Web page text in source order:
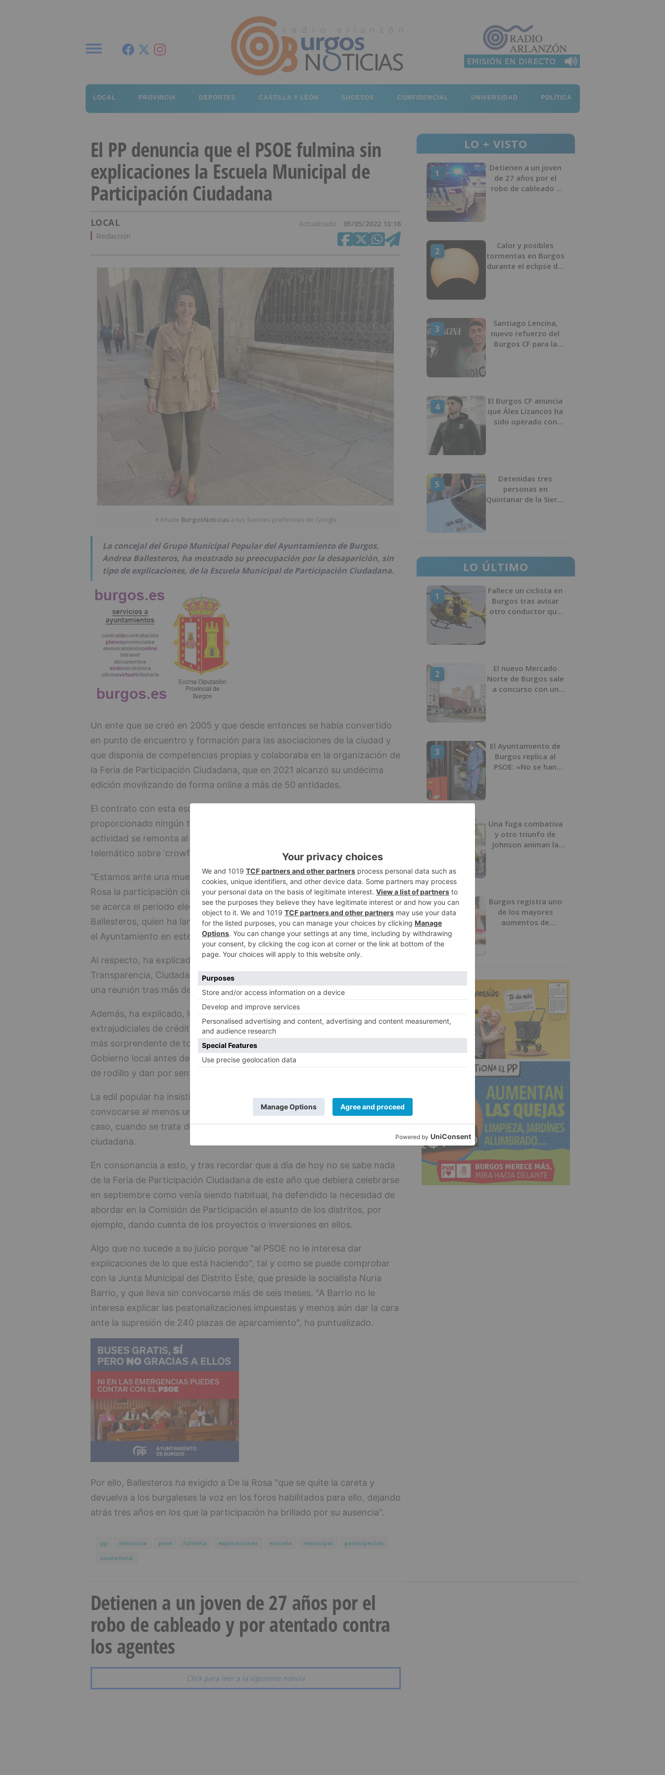
LOCAL PROVINCIA DEPORTES CASTILLA Y LEÓN SUCESOS CONFIDENCIAL UNIVERSIDAD POLÍTICA
El PP denuncia que el PSOE fulmina sin
explicaciones la Escuela Municipal de
Participación Ciudadana
LOCAL Actualizado 05/05/2022 13:16
Redacción
★Añade BurgosNoticias a tus fuentes preferidas de Google
La concejal del Grupo Municipal Popular del Ayuntamiento de Burgos,
Andrea Ballesteros, ha mostrado su preocupación por la desaparición, sin
tipo de explicaciones, de la Escuela Municipal de Participación Ciudadana.
Un ente que se creó en 2005 y que desde entonces se había convertido
en punto de encuentro y formación para las asociaciones de la ciudad y
que disponía de competencias propias y colaboraba en la organización de
la Feria de Participación Ciudadana, que en 2021 alcanzó su undécima
edición movilizando de forma online a más de 50 entidades.
El contrato con esta escuela finalizó en 2021 y desde entonces no se ha
proporcionado ningún tipo de información acerca del ente, cuya última
actividad se remonta al pasado mes de mayo, cuando impartió un curso
telemático sobre 'crowfunding' para el Tercer Sector.
"Estamos ante una muestra más de lo poco que le importa a Daniel de la
Rosa la participación ciudadana, en la que solo cree de boquilla o cuando
se acerca el periodo electoral y agita a las asociaciones", ha dicho
Ballesteros, quien ha lamentado la "absoluta paralización" que se vive en
el Ayuntamiento en este sentido.
Al respecto, ha explicado que la Comisión de Participación Ciudadana,
Transparencia, Ciudadanía y Calidad de los Servicios celebra esta tarde
una reunión tras más de dos meses en los que no se ha convocado.
Además, ha explicado, lo hace para aprobar únicamente reconocimientos
extrajudiciales de crédito de servicios que permanecen sin contrato y, lo
más sorprendente de todo, llevando redactado el dictamen a la Junta de
Gobierno local antes de haberse celebrado la comisión. "PSOE y Cs tiran
de rodillo y dan por sentado lo que va a pasar esta tarde", ha añadido.
La edil popular ha insistido en que las comisiones de Pleno debieran
convocarse al menos una vez al mes, sobre todo, como pasa en este
caso, cuando se trata de cuestiones de calado como es la participación
ciudadana.
En consonancia a esto, y tras recordar que a día de hoy no se sabe nada
de la Feria de Participación Ciudadana de este año que debiera celebrarse
en septiembre como venía siendo habitual, ha defendido la necesidad de
abordar en la Comisión de Participación el asunto de los distritos, por
ejemplo, dando cuenta de los proyectos o inversiones en ellos.
Algo que no sucede a su juicio porque "al PSOE no le interesa dar
explicaciones de lo que está haciendo", tal y como se puede comprobar
con la Junta Municipal del Distrito Este, que preside la socialista Nuria
Barrio, y que lleva sin convocarse más de seis meses. "A Barrio no le
interesa explicar las peatonalizaciones impuestas y menos aún dar la cara
ante la supresión de 240 plazas de aparcamiento", ha puntualizado.
Por ello, Ballesteros ha exigido a De la Rosa "que se quite la careta y
devuelva a los burgaleses la voz en los foros habilitados para ello, dejando
atrás tres años en los que la participación ha brillado por su ausencia".
pp denuncia psoe fulmina explicaciones escuela municipal
participación
ciudadana
LO + VISTO
1
Detienen a un joven
de 27 años por el
robo de cableado y
2
Calor y posibles
tormentas en Burgos
durante el eclipse del
3
Santiago Lencina,
nuevo refuerzo del
Burgos CF para la
4
El Burgos CF anuncia
que Álex Lizancos ha
sido operado con
5
Detenidas tres
personas en
Quintanar de la Sierra
LO ÚLTIMO
1
Fallece un ciclista en
Burgos tras avisar
otro conductor que
2
El nuevo Mercado
Norte de Burgos sale
a concurso con un
3
El Ayuntamiento de
Burgos replica al
PSOE: «No se han
Una fuga combativa
y otro triunfo de
Johnson animan la
5
Burgos registra uno
de los mayores
aumentos de
Detienen a un joven de 27 años por el
robo de cableado y por atentado contra
los agentes
Click para leer a la siguiente noticia